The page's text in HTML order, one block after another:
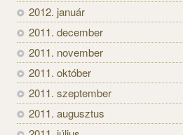
2012. január
2011. december
2011. november
2011. október
2011. szeptember
2011. augusztus